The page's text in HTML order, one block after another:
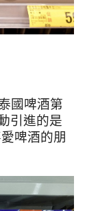
國啤酒第
引進的是
啤酒的朋